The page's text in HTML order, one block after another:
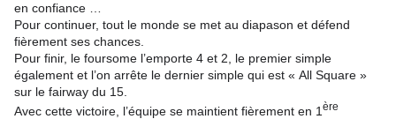
en confiance …
Pour continuer, tout le monde se met au diapason et défend
fièrement ses chances.
Pour finir, le foursome l’emporte 4 et 2, le premier simple
également et l’on arrête le dernier simple qui est « All Square »
sur le fairway du 15.
Avec cette victoire, l’équipe se maintient fièrement en 1 ère